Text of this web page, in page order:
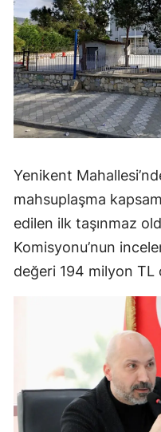
Yenikent
mahsuplaşma
edilen ilk taşınmaz
Komisyonu’nun
değeri 194 milyon TL